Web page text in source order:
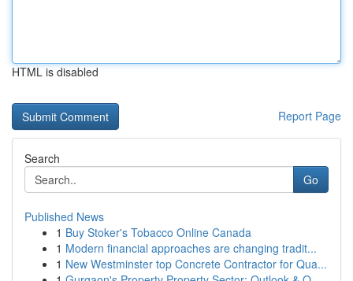
HTML is disabled
Report Page
Search
Go
Published News
1 Buy Stoker's Tobacco Online Canada
1 Modern financial approaches are changing tradit...
1 New Westminster top Concrete Contractor for Qua...